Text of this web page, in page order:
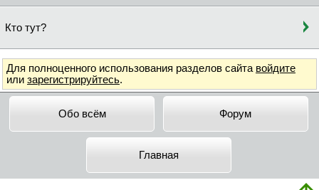
Кто тут?
Для полноценного использования разделов сайта войдите
или зарегистрируйтесь.
Обо всём Форум
Главная